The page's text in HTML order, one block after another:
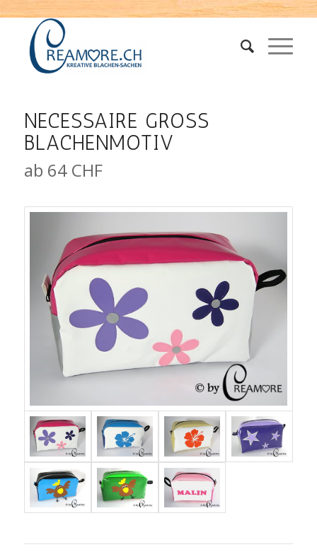
NECESSAIRE GROSS
BLACHENMOTIV
ab 64 CHF